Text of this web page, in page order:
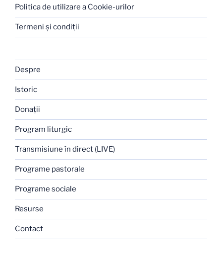
Politica de utilizare a Cookie-urilor
Termeni şi condiţii
Despre
Istoric
Donaţii
Program liturgic
Transmisiune în direct (LIVE)
Programe pastorale
Programe sociale
Resurse
Contact